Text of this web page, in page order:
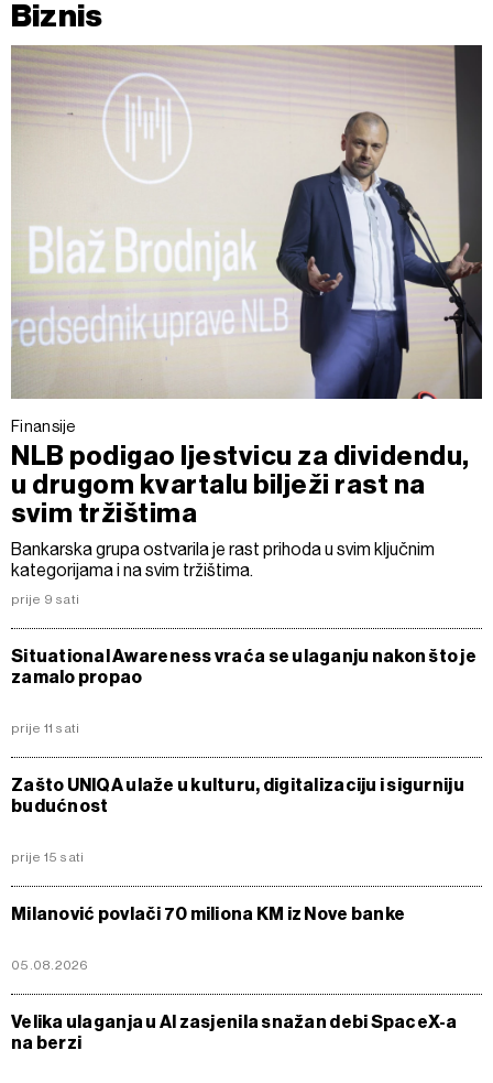
Biznis
Finansije
NLB podigao ljestvicu za dividendu,
u drugom kvartalu bilježi rast na
svim tržištima
Bankarska grupa ostvarila je rast prihoda u svim ključnim
kategorijama i na svim tržištima.
prije 9 sati
Situational Awareness vraća se ulaganju nakon što je
zamalo propao
prije 11 sati
Zašto UNIQA ulaže u kulturu, digitalizaciju i sigurniju
budućnost
prije 15 sati
Milanović povlači 70 miliona KM iz Nove banke
05.08.2026
Velika ulaganja u AI zasjenila snažan debi SpaceX-a
na berzi